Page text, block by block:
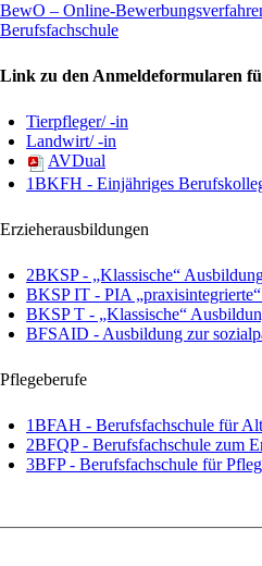
BewO – Online-
Berufsfachschule
Link zu den Anmeldeformularen
Tierpfleger/ -in
Landwirt/ -in
AVDual
1BKFH - Einjähriges
Erzieherausbildungen
2BKSP - „Klassische“
BKSP IT - PIA
BKSP T - „Klassische“
BFSAID - Ausbildung zur
Pflegeberufe
1BFAH - Berufsfachschule für
2BFQP - Berufsfachschule zum
3BFP - Berufsfachschule für